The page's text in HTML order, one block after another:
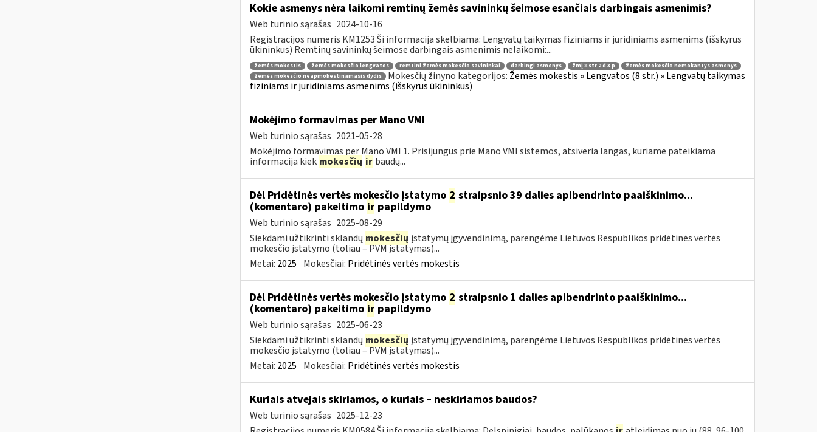
Kokie asmenys nėra laikomi remtinų žemės savininkų šeimose esančiais darbingais asmenimis?
Web turinio sąrašas 2024-10-16
Registracijos numeris KM1253 Ši informacija skelbiama: Lengvatų taikymas fiziniams ir juridiniams asmenims (išskyrus
ūkininkus) Remtinų savininkų šeimose darbingais asmenimis nelaikomi:...
žemės mokestis žemės mokesčio lengvatos remtini žemės mokesčio savininkai darbingi asmenys žmį 8 str 2 d 3 p
žemės mokesčio nemokantys asmenys
žemės mokesčio neapmokestinamasis dydis
Mokesčių žinyno kategorijos: Žemės mokestis » Lengvatos (8 str.) » Lengvatų taikymas
fiziniams ir juridiniams asmenims (išskyrus ūkininkus)
Mokėjimo formavimas per Mano VMI
Web turinio sąrašas 2021-05-28
Mokėjimo formavimas per Mano VMI 1. Prisijungus prie Mano VMI sistemos, atsiveria langas, kuriame pateikiama
informacija kiek mokesčių ir baudų...
Dėl Pridėtinės vertės mokesčio įstatymo 2 straipsnio 39 dalies apibendrinto paaiškinimo...
(komentaro) pakeitimo irpapildymo
Web turinio sąrašas 2025-08-29
Siekdami užtikrinti sklandų mokesčių įstatymų įgyvendinimą, parengėme Lietuvos Respublikos pridėtinės vertės
mokesčio įstatymo (toliau – PVM įstatymas)...
Metai: 2025 Mokesčiai: Pridėtinės vertės mokestis
Dėl Pridėtinės vertės mokesčio įstatymo 2 straipsnio 1 dalies apibendrinto paaiškinimo...
(komentaro) pakeitimo irpapildymo
Web turinio sąrašas 2025-06-23
Siekdami užtikrinti sklandų mokesčių įstatymų įgyvendinimą, parengėme Lietuvos Respublikos pridėtinės vertės
mokesčio įstatymo (toliau – PVM įstatymas)...
Metai: 2025 Mokesčiai: Pridėtinės vertės mokestis
Kuriais atvejais skiriamos, o kuriais – neskiriamos baudos?
Web turinio sąrašas 2025-12-23